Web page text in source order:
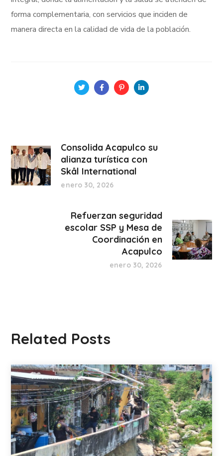
forma complementaria, con servicios que inciden de
manera directa en la calidad de vida de la población.
Consolida Acapulco su
alianza turística con
Skål International
enero 30, 2026
Refuerzan seguridad
escolar SSP y Mesa de
Coordinación en
Acapulco
enero 30, 2026
Related Posts